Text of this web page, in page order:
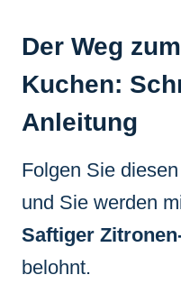
Der Weg
Kuchen:
Anleitung
Folgen Sie
und Sie werden
Saftiger
belohnt.